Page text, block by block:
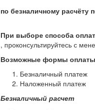
по безналичному расчёту
При выборе способа
, проконсультируйтесь с
Возможные формы
Безналичный платеж
Наложенный платеж
Безналичный расчет